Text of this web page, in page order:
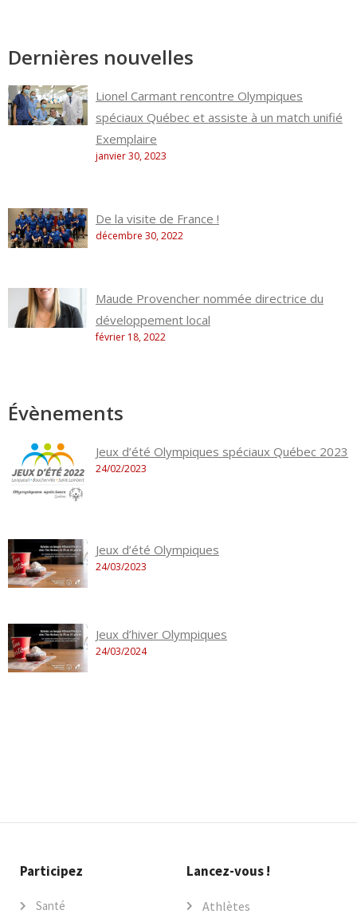
Dernières nouvelles
Lionel Carmant rencontre Olympiques
spéciaux Québec et assiste à un match unifié
Exemplaire
janvier 30, 2023
De la visite de France !
décembre 30, 2022
Maude Provencher nommée directrice du
développement local
février 18, 2022
Évènements
Jeux d’été Olympiques spéciaux Québec 2023
24/02/2023
Jeux d’été Olympiques
24/03/2023
Jeux d’hiver Olympiques
24/03/2024
Participez
Santé
Lancez-vous !
Athlètes